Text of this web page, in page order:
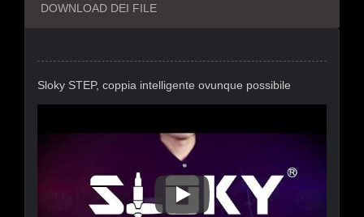
DOWNLOAD DEI FILE
Sloky STEP, coppia intelligente ovunque possibile
Sloky STEP, Coppia